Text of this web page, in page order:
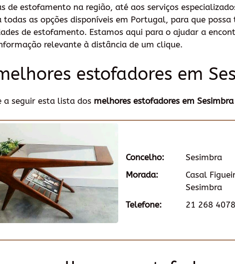
de estofamento na região, até aos serviços
todas as opções disponíveis em Portugal, para que
de estofamento. Estamos aqui para o ajudar a
relevante à distância de um clique.
estofadores em
a seguir esta lista dos melhores estofadores em Sesimbra
Concelho:
Sesimbra
Morada:
Casal
Sesimbra
Telefone:
21 268 4078